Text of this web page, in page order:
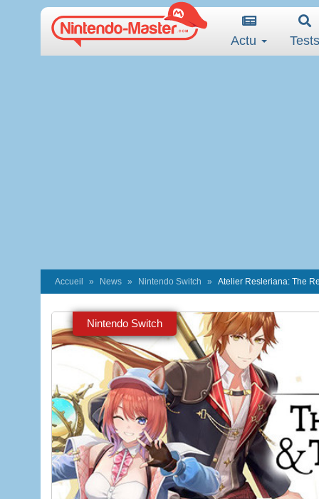
Actu Tests
Accueil News Nintendo Switch Atelier Resleriana: The
Nintendo Switch